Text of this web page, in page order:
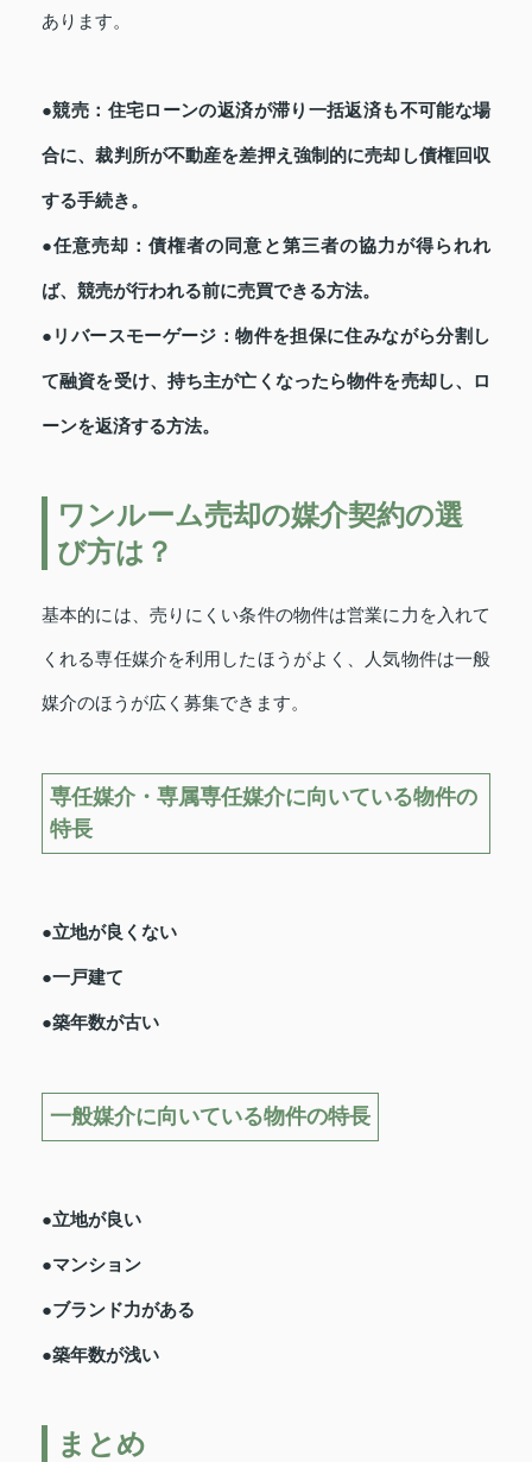
あります。
●競売：住宅ローンの返済が滞り一括返済も不可能な場
合に、裁判所が不動産を差押え強制的に売却し債権回収
する手続き。
●任意売却：債権者の同意と第三者の協力が得られれ
ば、競売が行われる前に売買できる方法。
●リバースモーゲージ：物件を担保に住みながら分割し
て融資を受け、持ち主が亡くなったら物件を売却し、ロ
ーンを返済する方法。
ワンルーム売却の媒介契約の選
び方は？
基本的には、売りにくい条件の物件は営業に力を入れて
くれる専任媒介を利用したほうがよく、人気物件は一般
媒介のほうが広く募集できます。
専任媒介・専属専任媒介に向いている物件の
特長
●立地が良くない
●一戸建て
●築年数が古い
一般媒介に向いている物件の特長
●立地が良い
●マンション
●ブランド力がある
●築年数が浅い
まとめ